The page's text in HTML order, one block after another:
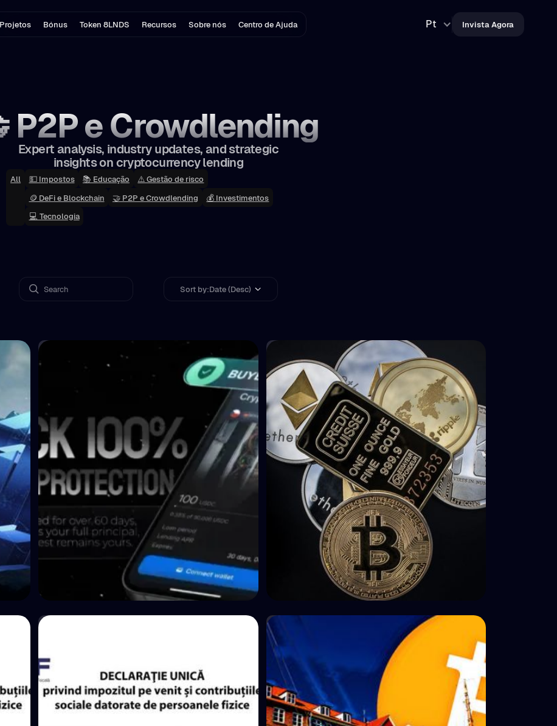
Projetos Bónus Token 8LNDS Recursos Sobre nós Centro de Ajuda Pt Invista Agora
P2P e Crowdlending
Expert analysis, industry updates, and strategic
insights on cryptocurrency lending
All 💵 Impostos 📚 Educação
⚠️ Gestão de risco
🪙 DeFi e Blockchain
🤝 P2P e Crowdlending
💰 Investimentos
💻 Tecnologia
Sort by:Date (Desc)
How BuyBack Protection Works in
P2P Lending (and What It Doesn't Do)
Imposto sobre cripto na Roménia:
rendimentos vs. mais-valias (análise)